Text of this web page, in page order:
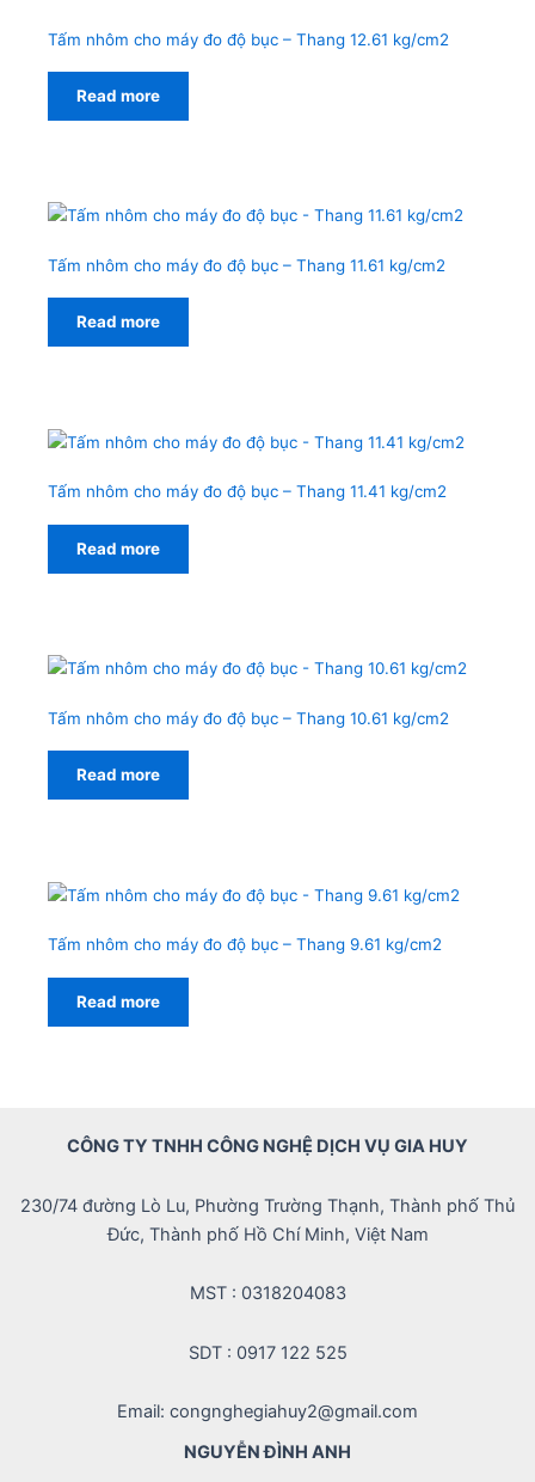
Tấm nhôm cho máy đo độ bục – Thang 12.61 kg/cm2
Read more
Tấm nhôm cho máy đo độ bục – Thang 11.61 kg/cm2
Read more
Tấm nhôm cho máy đo độ bục – Thang 11.41 kg/cm2
Read more
Tấm nhôm cho máy đo độ bục – Thang 10.61 kg/cm2
Read more
Tấm nhôm cho máy đo độ bục – Thang 9.61 kg/cm2
Read more
CÔNG TY TNHH CÔNG NGHỆ DỊCH VỤ GIA HUY
230/74 đường Lò Lu, Phường Trường Thạnh, Thành phố Thủ
Đức, Thành phố Hồ Chí Minh, Việt Nam
MST : 0318204083
SDT : 0917 122 525
Email: congnghegiahuy2@gmail.com
NGUYỄN ĐÌNH ANH